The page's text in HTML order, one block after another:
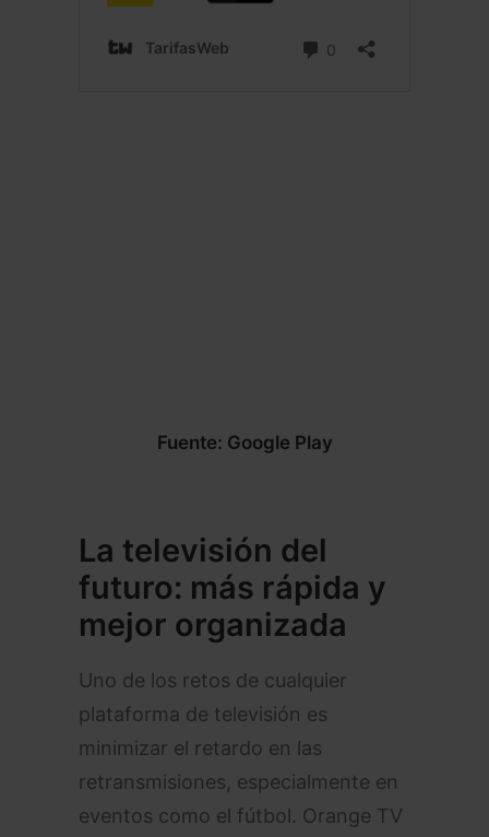
Fuente: Google Play
La televisión del
futuro: más rápida y
mejor organizada
Uno de los retos de cualquier
plataforma de televisión es
minimizar el retardo en las
retransmisiones, especialmente en
eventos como el fútbol. Orange TV